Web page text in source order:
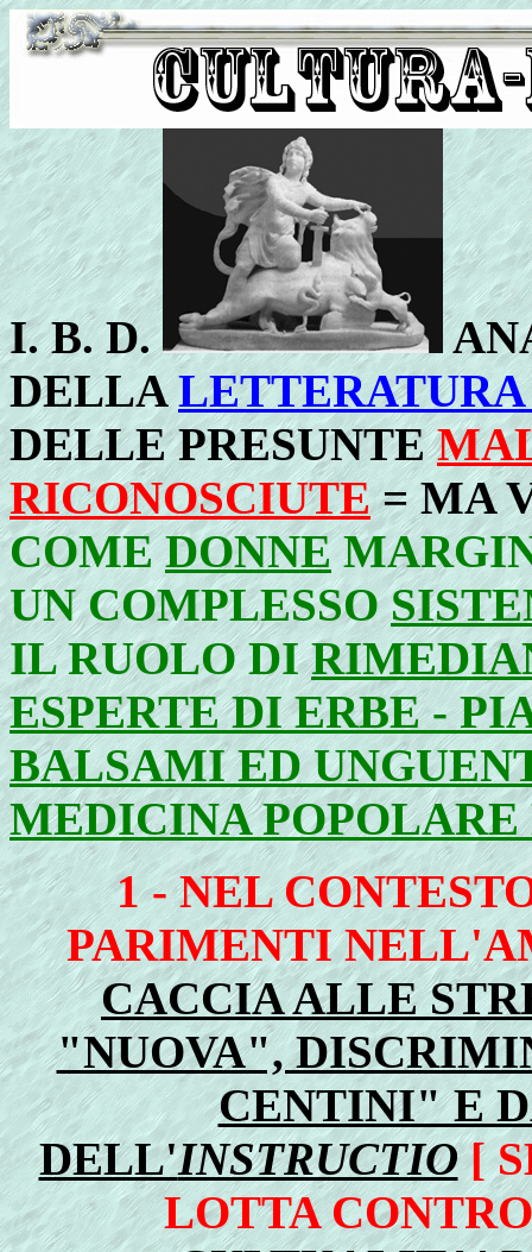
I. B. D.
DELLA
DELLE PRESUNTE
RICONOSCIUTE = MA
COMEDONNE
UN COMPLESSO
IL RUOLO DI
ESPERTE DI ERBE -
BALSAMI ED
MEDICINA
1 - NEL
PARIMENTI
CACCIA ALLE
"NUOVA",
CENTINI" E
DELL'INSTRUCTIO[
LOTTA